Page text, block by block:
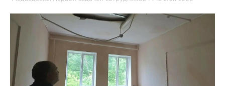
лет, в одном месте. Троих отбившихся от своих подростков
удалось найти и переправить уже глубокой ночью. Работа на
воде продолжалась более шестнадцати часов. К полудню
следующего дня все туристы были благополучно доставлены
на автовокзал Кусы. Медицинская помощь никому из них не
потребовалась.